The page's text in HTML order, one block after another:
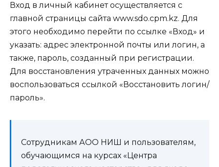
Вход в личный кабинет осуществляется с
главной страницы сайта www.sdo.cpm.kz. Для
этого необходимо перейти по ссылке «Вход» и
указать: адрес электронной почты или логин, а
также, пароль, созданный при регистрации.
Для восстановления утраченных данных можно
воспользоваться ссылкой «Восстановить логин/
пароль».
Сотрудникам АОО НИШ и пользователям,
обучающимся на курсах «Центра